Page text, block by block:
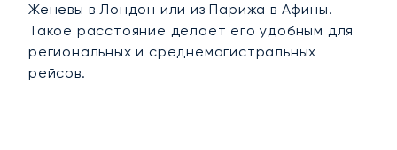
Женевы в Лондон или из Парижа в Афины.
Такое расстояние делает его удобным для
региональных и среднемагистральных
рейсов.